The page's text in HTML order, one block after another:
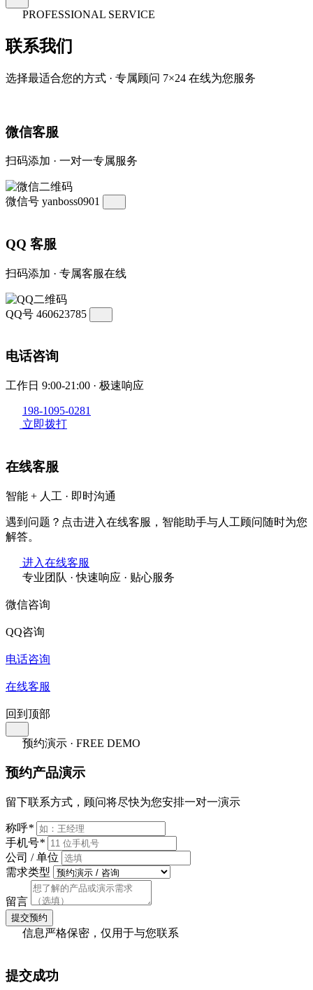
PROFESSIONAL SERVICE
联系我们
选择最适合您的方式 · 专属顾问 7×24 在线为您服务
微信客服
扫码添加 · 一对一专属服务
微信号 yanboss0901
QQ 客服
扫码添加 · 专属客服在线
QQ号 460623785
电话咨询
工作日 9:00-21:00 · 极速响应
198-1095-0281
立即拨打
在线客服
智能 + 人工 · 即时沟通
遇到问题？点击进入在线客服，智能助手与人工顾问随时为您
解答。
进入在线客服
专业团队 · 快速响应 · 贴心服务
微信咨询
QQ咨询
电话咨询
在线客服
回到顶部
预约演示 · FREE DEMO
预约产品演示
留下联系方式，顾问将尽快为您安排一对一演示
称呼*
手机号*
公司 / 单位
需求类型
留言
提交预约
信息严格保密，仅用于与您联系
提交成功